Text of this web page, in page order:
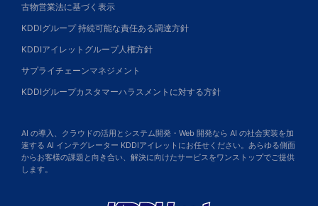
古物営業法に基づく表示
KDDIグループ 持続可能な責任ある調達方針
KDDIアイレットグループ人権方針
サプライチェーンマネジメント
KDDIグループカスタマーハラスメントに対する方針
AI の導入、クラウドの活用とシステム開発・Web 開発なら AI の社会実装を加
速する AI インテグレーター KDDIアイレットにお任せください。あらゆる側面
からお客様の課題と向き合い、解決に向けたサービスをワンストップでご提供
します。